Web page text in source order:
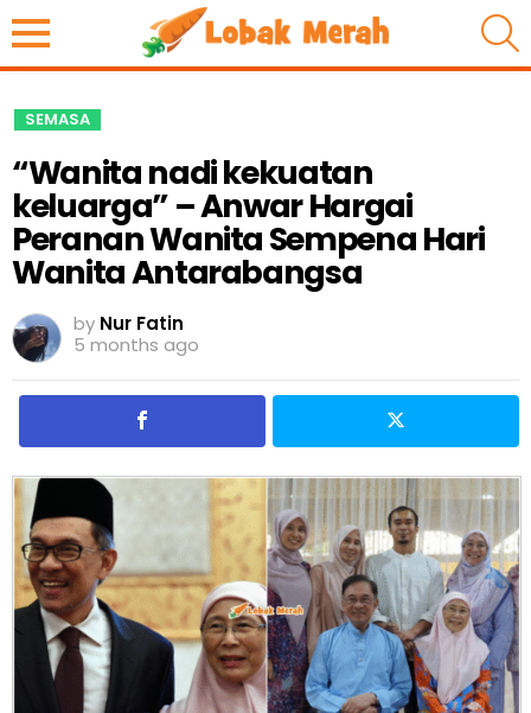
SEMASA
“Wanita nadi kekuatan
keluarga” – Anwar Hargai
Peranan Wanita Sempena Hari
Wanita Antarabangsa
by Nur Fatin
5 months ago